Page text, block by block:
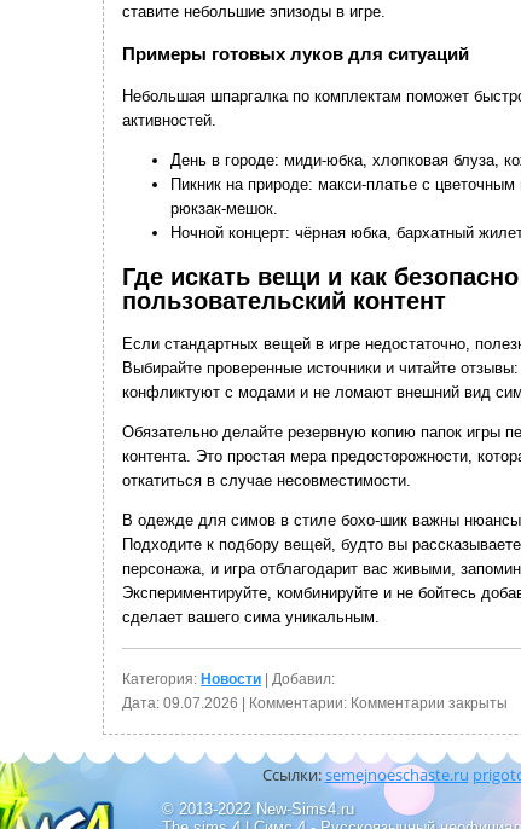
ставите небольшие эпизоды в игре.
Примеры готовых луков для ситуаций
Небольшая шпаргалка по комплектам поможет
активностей.
День в городе: миди‑юбка, хлопковая блуза,
Пикник на природе: макси‑платье с цветочным
рюкзак‑мешок.
Ночной концерт: чёрная юбка, бархатный
Где искать вещи и как
пользовательский контент
Если стандартных вещей в игре недостаточно,
Выбирайте проверенные источники и читайте
конфликтуют с модами и не ломают внешний вид
Обязательно делайте резервную копию папок игры
контента. Это простая мера предосторожности,
откатиться в случае несовместимости.
В одежде для симов в стиле бохо‑шик важны
Подходите к подбору вещей, будто вы
персонажа, и игра отблагодарит вас живыми,
Экспериментируйте, комбинируйте и не бойтесь
сделает вашего сима уникальным.
Категория: Новости | Добавил:
Дата: 09.07.2026 | Комментарии: Комментарии закрыты
© 2013-2022 New-Sims4.ru
Ссылки:semejnoeschaste.ru